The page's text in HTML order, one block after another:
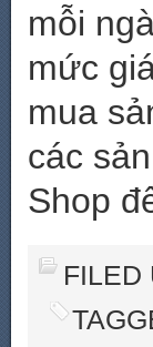
mỗi
mức
mua
các
Shop
FILED